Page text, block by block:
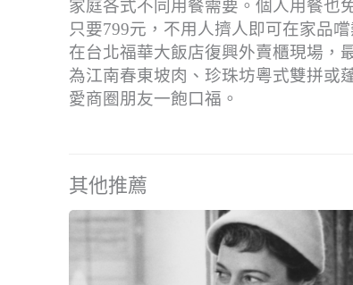
家庭各式不同用餐需要。個人用餐也
只要799元，不用人擠人即可在家品
在台北福華大飯店復興外賣櫃現場，
為江南春東坡肉、珍珠坊粵式雙拼或
愛商圈朋友一飽口福。
其他推薦